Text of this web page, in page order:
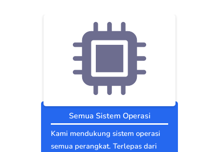
Semua Sistem Operasi
Kami mendukung sistem operasi
semua perangkat. Terlepas dari